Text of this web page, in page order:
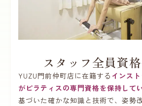
スタッフ全員資
YUZU門前仲町店に在籍する インス
がピラティスの専門資格を保持して
基づいた確かな知識と技術で、姿勢